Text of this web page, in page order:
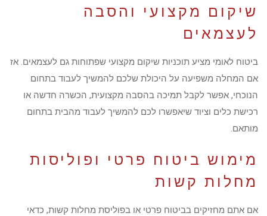
שיקום מקצועי והסבה
לעצמאים
ביטוח לאומי מציע תוכניות שיקום מקצועי שפתוחות גם לעצמאים. אז
אם המחלה משפיעה על היכולת שלכם להמשיך לעבוד בתחום
הנוכחי, אפשר לקבל תמיכה בהסבה מקצועית, הכשרה חדשה או
רכישת כלים וציוד שיאפשרו לכם להמשיך לעבוד מהבית בתחום
מותאם.
מימוש ביטוח פרטי ופוליסות
מחלות קשות
אם אתם מחזיקים בביטוח פרטי או בפוליסת מחלות קשות, כדאי